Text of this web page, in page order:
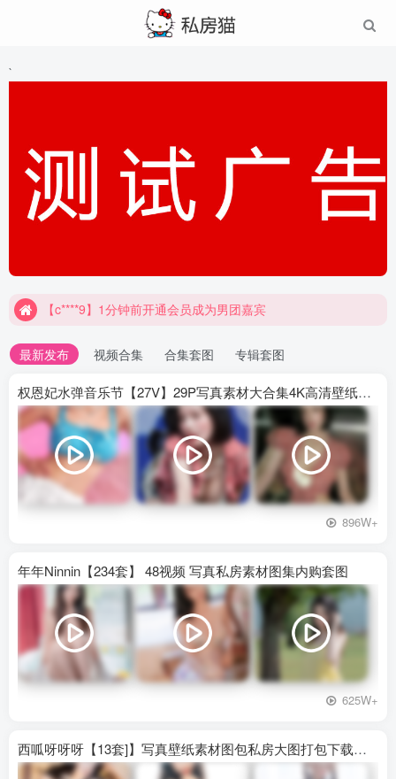
`
【c****9】1分钟前开通会员成为男团嘉宾
最新发布 视频合集 合集套图 专辑套图
权恩妃水弹音乐节【27V】29P写真素材大合集4K高清壁纸照片素材
896W+
年年Ninnin【234套】 48视频 写真私房素材图集内购套图
625W+
西呱呀呀呀【13套]】写真壁纸素材图包私房大图打包下载百度网盘